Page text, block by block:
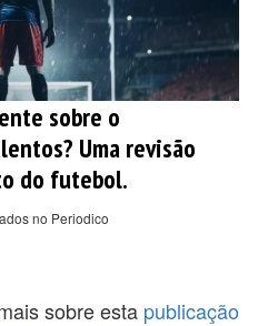
sobre o
Uma revisão
do futebol.
no Periodico
sobre esta publicação